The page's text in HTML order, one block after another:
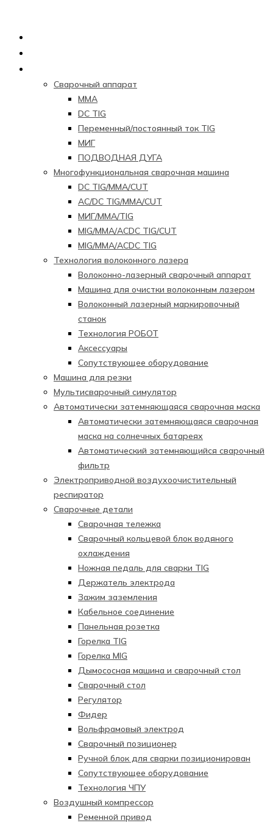
Сварочный аппарат
ММА
DC TIG
Переменный/постоянный ток TIG
МИГ
ПОДВОДНАЯ ДУГА
Многофункциональная сварочная машина
DC TIG/MMA/CUT
AC/DC TIG/MMA/CUT
МИГ/ММА/TIG
MIG/MMA/ACDC TIG/CUT
MIG/MMA/ACDC TIG
Технология волоконного лазера
Волоконно-лазерный сварочный аппарат
Машина для очистки волоконным лазером
Волоконный лазерный маркировочный
станок
Технология РОБОТ
Аксессуары
Сопутствующее оборудование
Машина для резки
Мультисварочный симулятор
Автоматически затемняющаяся сварочная маска
Автоматически затемняющаяся сварочная
маска на солнечных батареях
Автоматический затемняющийся сварочный
фильтр
Электроприводной воздухоочистительный
респиратор
Сварочные детали
Сварочная тележка
Сварочный кольцевой блок водяного
охлаждения
Ножная педаль для сварки TIG
Держатель электрода
Зажим заземления
Кабельное соединение
Панельная розетка
Горелка TIG
Горелка MIG
Дымососная машина и сварочный стол
Сварочный стол
Регулятор
Фидер
Вольфрамовый электрод
Сварочный позиционер
Ручной блок для сварки позиционирован
Сопутствующее оборудование
Технология ЧПУ
Воздушный компрессор
Ременной привод